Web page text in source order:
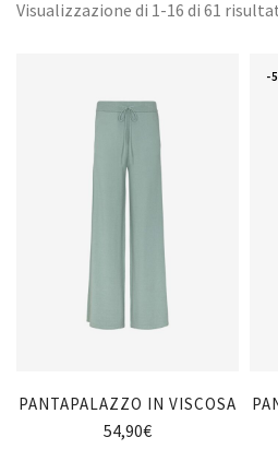
Visualizzazione di 1-16 di 61
PANTAPALAZZO IN VISCOSA
54,90€
-